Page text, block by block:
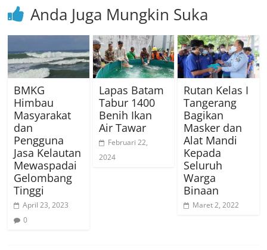
Anda Juga Mungkin Suka
BMKG
Himbau
Masyarakat
dan
Pengguna
Jasa Kelautan
Mewaspadai
Gelombang
Tinggi
April 23, 2023
0
Lapas Batam
Tabur 1400
Benih Ikan
Air Tawar
Februari 22,
2024
Rutan Kelas I
Tangerang
Bagikan
Masker dan
Alat Mandi
Kepada
Seluruh
Warga
Binaan
Maret 2, 2022